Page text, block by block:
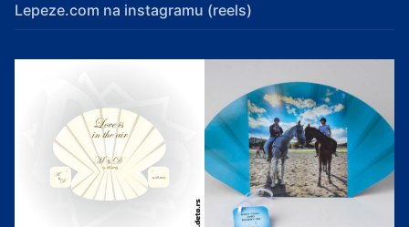
Lepeze.com na instagramu (reels)